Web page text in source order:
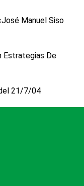
Manuel Siso
Estrategias De
21/7/04